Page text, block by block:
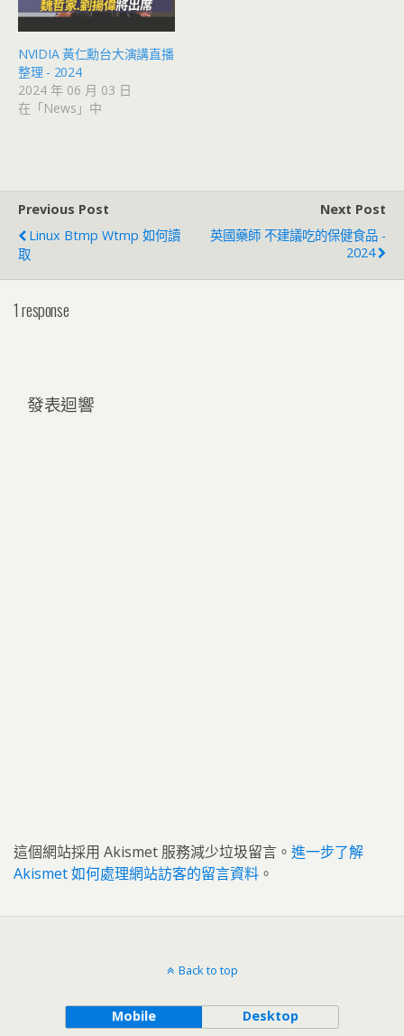
NVIDIA 黃仁勳台大演講直播
整理 - 2024
2024 年 06 月 03 日
在「News」中
Previous Post
Linux Btmp Wtmp 如何讀
取
Next Post
英國藥師 不建議吃的保健食品 -
2024
1 response
發表迴響
這個網站採用 Akismet 服務減少垃圾留言。 進一步了解
Akismet 如何處理網站訪客的留言資料 。
Back to top
Mobile Desktop